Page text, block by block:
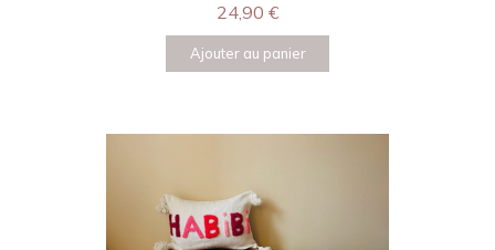
24,90 €
Ajouter au panier